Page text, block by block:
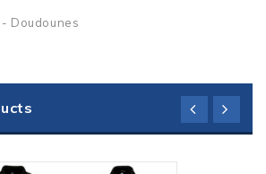
Doudounes